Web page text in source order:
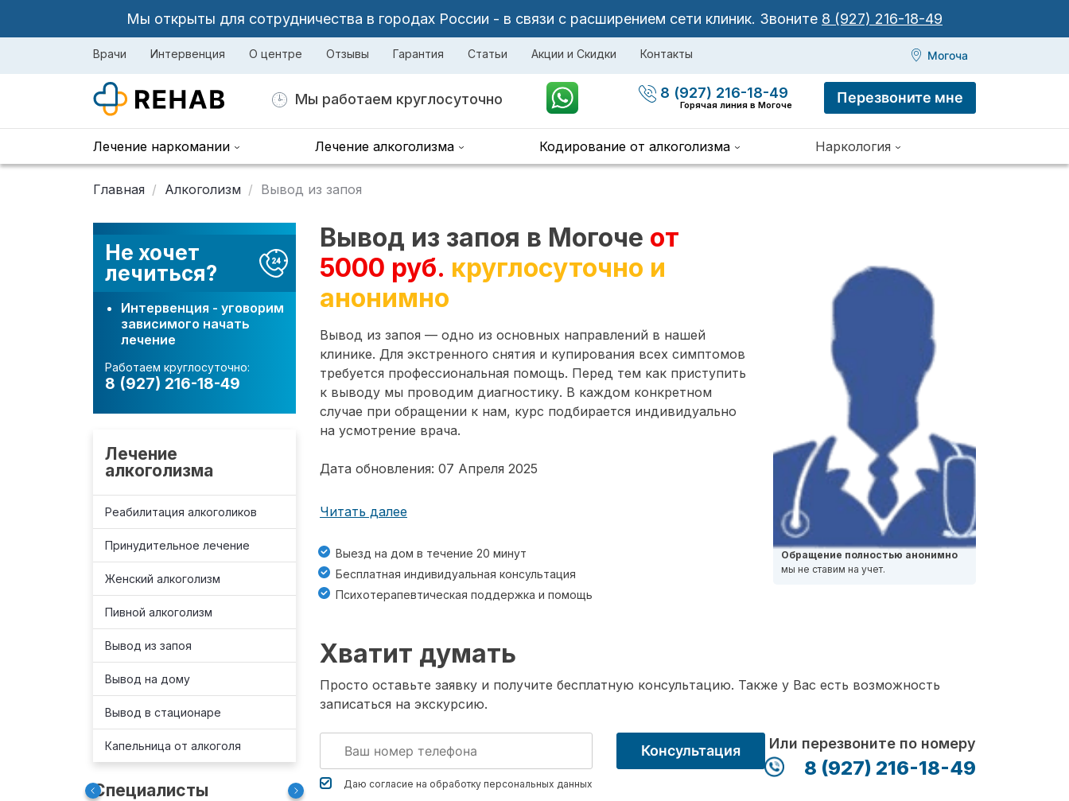
Мы открыты для сотрудничества в городах России - в связи с расширением сети клиник. Звоните 8 (927) 216-18-49
Врачи Интервенция О центре Отзывы Гарантия Статьи Акции и Скидки Контакты Могоча
Мы работаем круглосуточно 8 (927) 216-18-49
Горячая линия в Могоче Перезвоните мне
Лечение наркомании Лечение алкоголизма Кодирование от алкоголизма Наркология
Главная Алкоголизм Вывод из запоя
Не хочет
лечиться?
Интервенция - уговорим
зависимого начать
лечение
Работаем круглосуточно:
8 (927) 216-18-49
Лечение
алкоголизма
Реабилитация алкоголиков
Принудительное лечение
Женский алкоголизм
Пивной алкоголизм
Вывод из запоя
Вывод на дому
Вывод в стационаре
Капельница от алкоголя
Специалисты
Вывод из запоя в Могоче от
5000 руб. круглосуточно и
анонимно
Вывод из запоя — одно из основных направлений в нашей
клинике. Для экстренного снятия и купирования всех симптомов
требуется профессиональная помощь. Перед тем как приступить
к выводу мы проводим диагностику. В каждом конкретном
случае при обращении к нам, курс подбирается индивидуально
на усмотрение врача.
Дата обновления: 07 Апреля 2025
Читать далее
Выезд на дом в течение 20 минут
Бесплатная индивидуальная консультация
Психотерапевтическая поддержка и помощь
Обращение полностью анонимно
мы не ставим на учет.
Хватит думать
Просто оставьте заявку и получите бесплатную консультацию. Также у Вас есть возможность
записаться на экскурсию.
Даю согласие на обработку персональных данных
Консультация Или перезвоните по номеру
8 (927) 216-18-49